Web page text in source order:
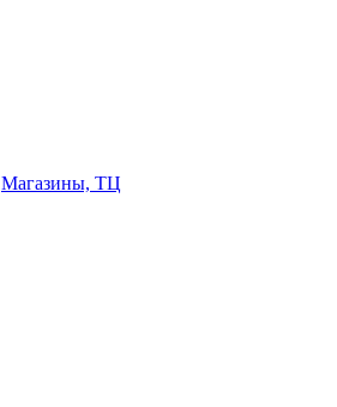
Магазины, ТЦ